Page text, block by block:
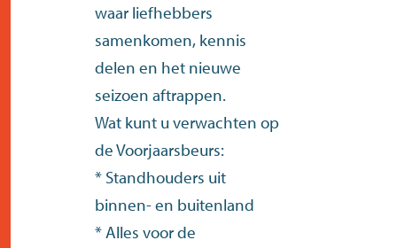
waar liefhebbers
samenkomen, kennis
delen en het nieuwe
seizoen aftrappen.
Wat kunt u verwachten op
de Voorjaarsbeurs:
* Standhouders uit
binnen- en buitenland
* Alles voor de